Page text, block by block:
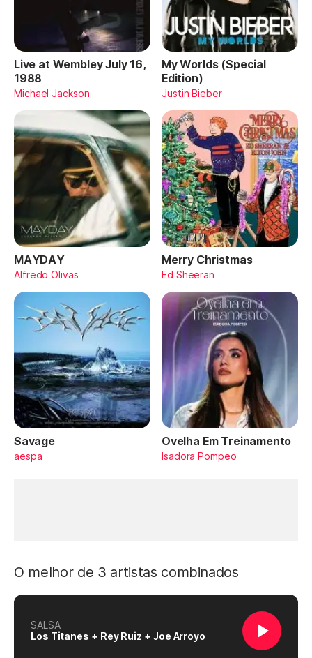
Live at Wembley July 16,
1988
Michael Jackson
My Worlds (Special
Edition)
Justin Bieber
MAYDAY
Alfredo Olivas
Merry Christmas
Ed Sheeran
Savage
aespa
Ovelha Em Treinamento
Isadora Pompeo
O melhor de 3 artistas combinados
SALSA
Los Titanes + Rey Ruiz + Joe Arroyo